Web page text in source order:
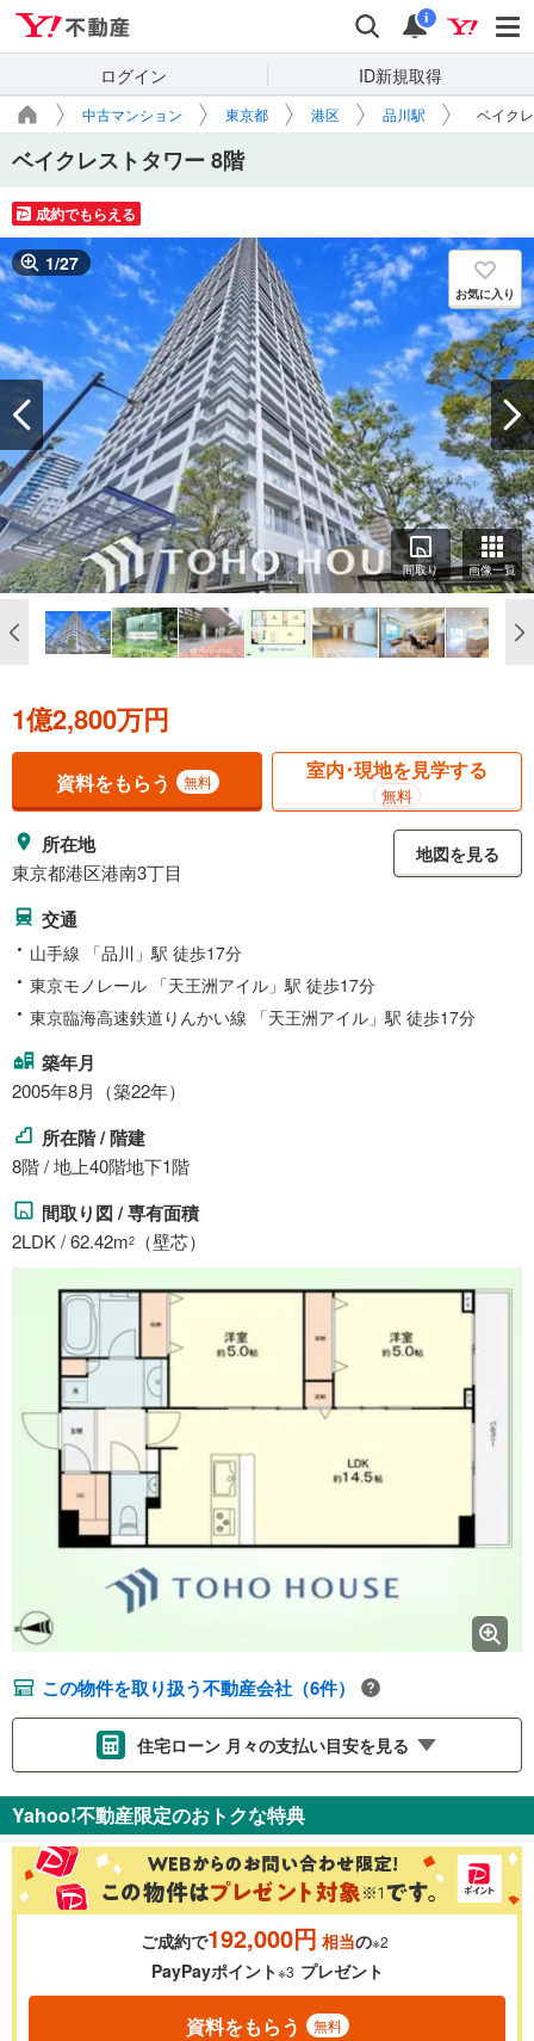
検索 通知
i
ログイン ID新規取得
中古マンション 東京都 港区 品川駅 ベイク
ベイクレストタワー 8階
成約でもらえる
1/27
お気に入り
間取り 画像一覧
1億2,800万円
資料をもらう 無料 室内･現地を見学する
無料
所在地
東京都港区港南3丁目
地図を見る
交通
山手線 「品川」駅 徒歩17分
東京モノレール 「天王洲アイル」駅 徒歩17分
東京臨海高速鉄道りんかい線 「天王洲アイル」駅 徒歩17分
築年月
2005年8月（築22年）
所在階 / 階建
8階 / 地上40階地下1階
間取り図 / 専有面積
2LDK / 62.42m2 （壁芯）
この物件を取り扱う不動産会社（6件）
住宅ローン 月々の支払い目安を見る
金利 ％
0.01%
Yahoo!不動産限定のおトクな特典
ご成約で192,000円 相当の※2
PayPayポイント※3 プレゼント
資料をもらう 無料